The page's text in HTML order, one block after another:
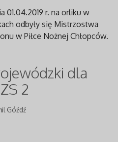
01.04.2019 r. na orliku w
odbyły się Mistrzostwa
w Piłce Nożnej Chłopców.
dla
2
Góźdź